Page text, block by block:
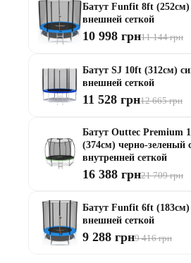
Высота, см
Диаметр, см
Взрослые, Детские
Уличные батуты
Высота с защитной сеткой, см
Комплектация
Батут - 1шт, Лестница - 1шт, Чехол -
1шт, Мяч пляжный - 1шт,
Батут Funfit 8ft (252см)
внешней сеткой
10 998 грн11 144 грн
Батут SJ 10ft (312см)
внешней сеткой
11 528 грн12 665 грн
Батут Outtec Premium
(374см) черно-зеленый
внутренней сеткой
16 388 грн21 709 грн
Батут Funfit 6ft (183см)
внешней сеткой
9 288 грн9 416 грн